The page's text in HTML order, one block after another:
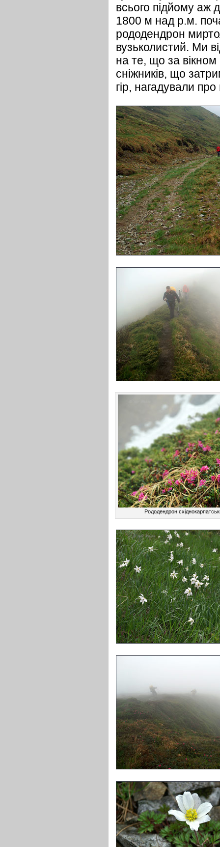
всього підйому аж
1800 м над р.м.
рододендрон
вузьколистий. Ми
на те, що за вікном
сніжників, що
гір, нагадували
Рододендрон